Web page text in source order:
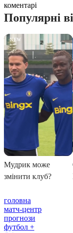
коментарі
головна
матч-центр
прогнози
футбол +